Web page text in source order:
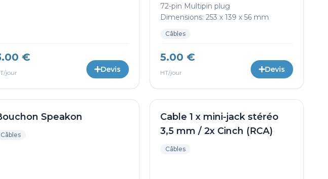
€
jour Devis
72-pin Multipin plug
Dimensions: 253 x 139 x 56 mm
Câbles
5.00 €
HT/jour Devis
Speakon
Câbles
Cable 1 x mini-jack stéréo
3,5 mm / 2x Cinch (RCA)
Câbles